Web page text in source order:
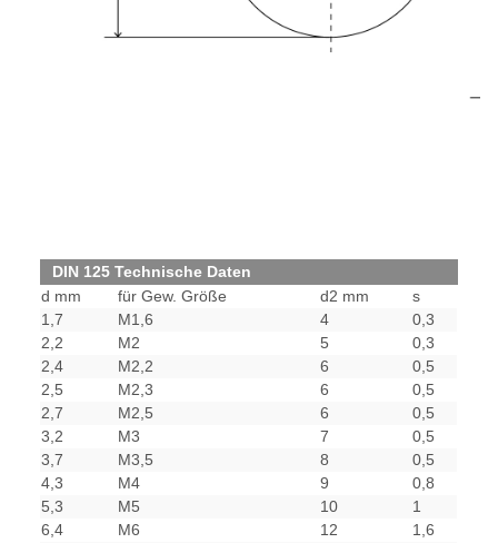
DIN 125 Technische Daten
d mm
für Gew. Größe d2 mm
s
1,7
M1,6 4
0,3
2,2
M2 5
0,3
2,4
M2,2 6
0,5
2,5
M2,3 6
0,5
2,7
M2,5 6
0,5
3,2
M3 7
0,5
3,7
M3,5 8
0,5
4,3
M4 9
0,8
5,3
M5 10
1
6,4
M6 12
1,6